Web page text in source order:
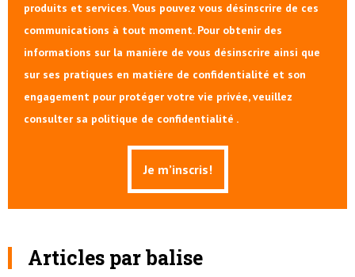
produits et services. Vous pouvez vous désinscrire de ces
communications à tout moment. Pour obtenir des
informations sur la manière de vous désinscrire ainsi que
sur ses pratiques en matière de confidentialité et son
engagement pour protéger votre vie privée, veuillez
consulter sa politique de confidentialité .
Articles par balise